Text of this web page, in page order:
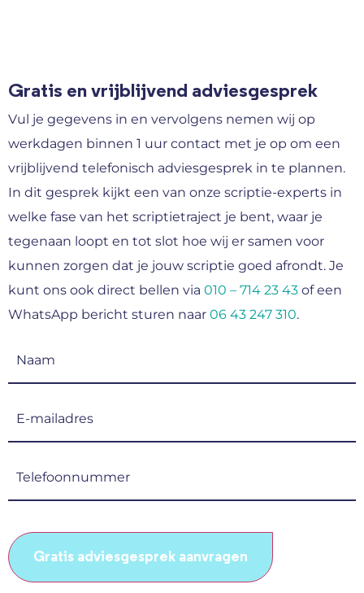
Gratis en vrijblijvend adviesgesprek
Vul je gegevens in en vervolgens nemen wij op
werkdagen binnen 1 uur contact met je op om een
vrijblijvend telefonisch adviesgesprek in te plannen.
In dit gesprek kijkt een van onze scriptie-experts in
welke fase van het scriptietraject je bent, waar je
tegenaan loopt en tot slot hoe wij er samen voor
kunnen zorgen dat je jouw scriptie goed afrondt. Je
kunt ons ook direct bellen via 010 – 714 23 43 of een
WhatsApp bericht sturen naar 06 43 247 310.